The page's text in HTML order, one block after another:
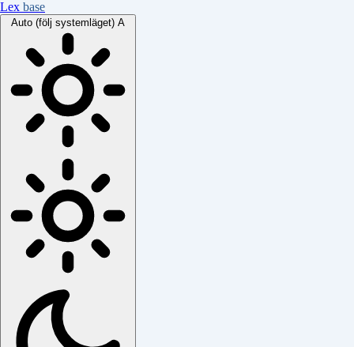
Lex base
Auto (följ systemläget) A